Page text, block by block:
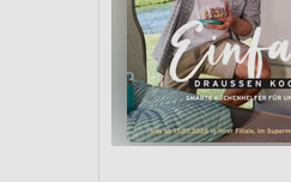
Messung der Werbeleistung
Messung der Performance von
Analyse von Zielgruppen durch